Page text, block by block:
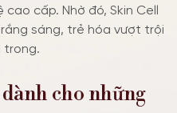
cấp. Nhờ đó, Skin Cell
sáng, trẻ hóa vượt trội
trong.
cho những